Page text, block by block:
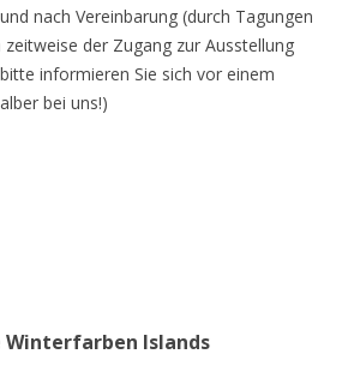
nach Vereinbarung (durch Tagungen
der Zugang zur Ausstellung
informieren Sie sich vor einem
bei uns!)
Winterfarben Islands